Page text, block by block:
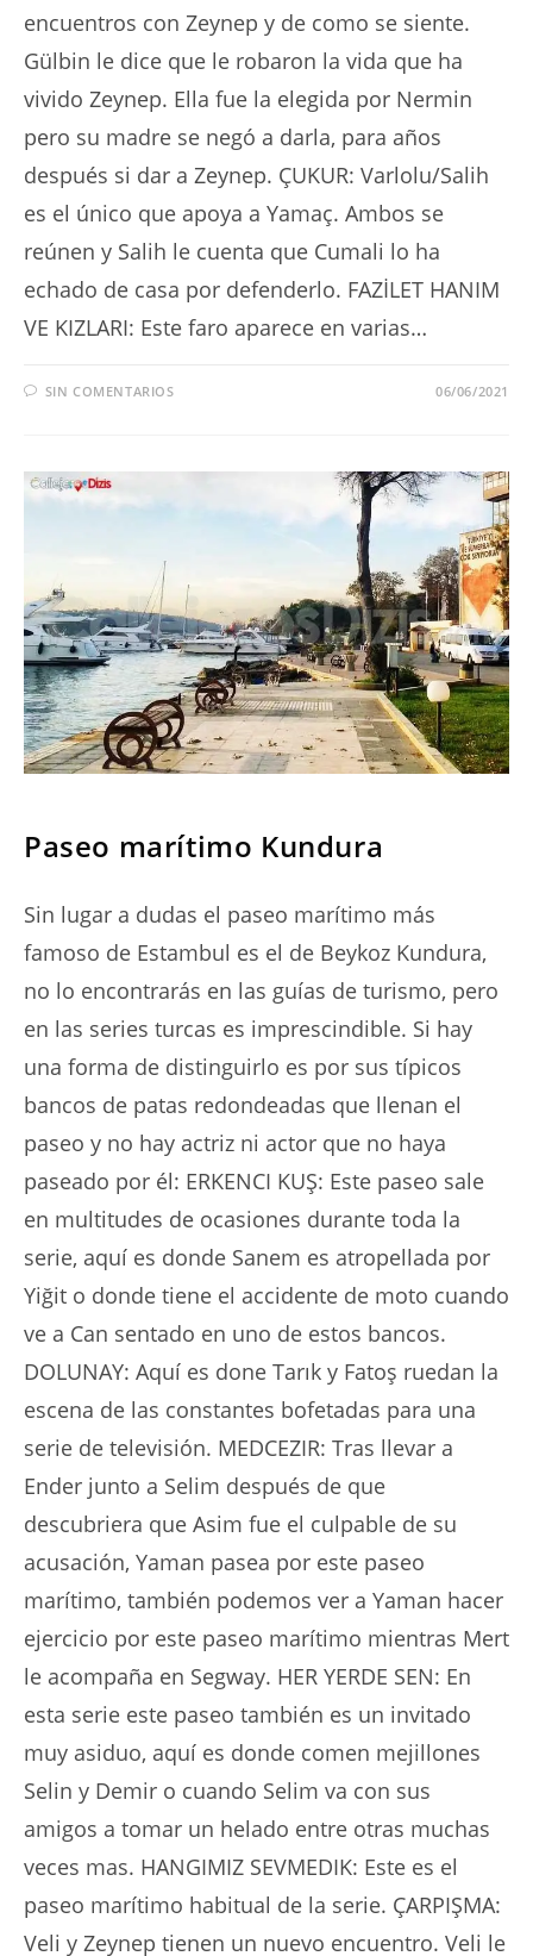
encuentros con Zeynep y de como se siente.
Gülbin le dice que le robaron la vida que ha
vivido Zeynep. Ella fue la elegida por Nermin
pero su madre se negó a darla, para años
después si dar a Zeynep. ÇUKUR: Varlolu/Salih
es el único que apoya a Yamaç. Ambos se
reúnen y Salih le cuenta que Cumali lo ha
echado de casa por defenderlo. FAZİLET HANIM
VE KIZLARI: Este faro aparece en varias…
SIN COMENTARIOS 06/06/2021
Paseo marítimo Kundura
Sin lugar a dudas el paseo marítimo más
famoso de Estambul es el de Beykoz Kundura,
no lo encontrarás en las guías de turismo, pero
en las series turcas es imprescindible. Si hay
una forma de distinguirlo es por sus típicos
bancos de patas redondeadas que llenan el
paseo y no hay actriz ni actor que no haya
paseado por él: ERKENCI KUŞ: Este paseo sale
en multitudes de ocasiones durante toda la
serie, aquí es donde Sanem es atropellada por
Yiğit o donde tiene el accidente de moto cuando
ve a Can sentado en uno de estos bancos.
DOLUNAY: Aquí es done Tarık y Fatoş ruedan la
escena de las constantes bofetadas para una
serie de televisión. MEDCEZIR: Tras llevar a
Ender junto a Selim después de que
descubriera que Asim fue el culpable de su
acusación, Yaman pasea por este paseo
marítimo, también podemos ver a Yaman hacer
ejercicio por este paseo marítimo mientras Mert
le acompaña en Segway. HER YERDE SEN: En
esta serie este paseo también es un invitado
muy asiduo, aquí es donde comen mejillones
Selin y Demir o cuando Selim va con sus
amigos a tomar un helado entre otras muchas
veces mas. HANGIMIZ SEVMEDIK: Este es el
paseo marítimo habitual de la serie. ÇARPIŞMA:
Veli y Zeynep tienen un nuevo encuentro. Veli le